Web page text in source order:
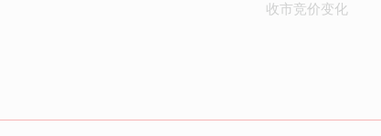
收市竞价变化